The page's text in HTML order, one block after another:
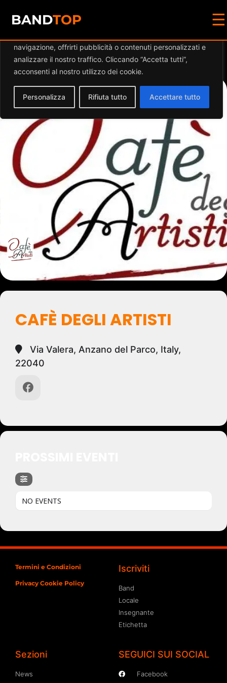
Diamo valore alla tua privacy
navigazione, offrirti pubblicità o contenuti personalizzati e
analizzare il nostro traffico. Cliccando “Accetta tutti”,
acconsenti al nostro utilizzo dei cookie.
Personalizza Rifiuta tutto Accettare tutto
BANDTOP ☰
Events at this location
CAFÈ DEGLI ARTISTI
Via Valera, Anzano del Parco, Italy,
22040
NO EVENTS
Termini e Condizioni
Privacy Cookie Policy
Iscriviti
Band
Locale
Insegnante
Etichetta
Sezioni
News
SEGUICI SUI SOCIAL
Facebook